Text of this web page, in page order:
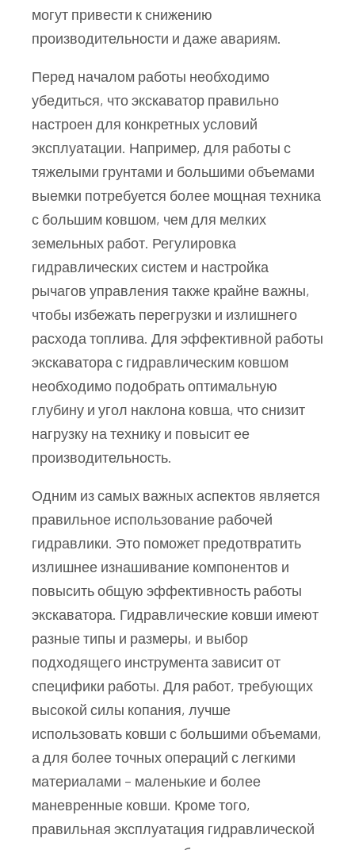
могут привести к снижению
производительности и даже авариям.
Перед началом работы необходимо
убедиться, что экскаватор правильно
настроен для конкретных условий
эксплуатации. Например, для работы с
тяжелыми грунтами и большими объемами
выемки потребуется более мощная техника
с большим ковшом, чем для мелких
земельных работ. Регулировка
гидравлических систем и настройка
рычагов управления также крайне важны,
чтобы избежать перегрузки и излишнего
расхода топлива. Для эффективной работы
экскаватора с гидравлическим ковшом
необходимо подобрать оптимальную
глубину и угол наклона ковша, что снизит
нагрузку на технику и повысит ее
производительность.
Одним из самых важных аспектов является
правильное использование рабочей
гидравлики. Это поможет предотвратить
излишнее изнашивание компонентов и
повысить общую эффективность работы
экскаватора. Гидравлические ковши имеют
разные типы и размеры, и выбор
подходящего инструмента зависит от
специфики работы. Для работ, требующих
высокой силы копания, лучше
использовать ковши с большими объемами,
а для более точных операций с легкими
материалами – маленькие и более
маневренные ковши. Кроме того,
правильная эксплуатация гидравлической